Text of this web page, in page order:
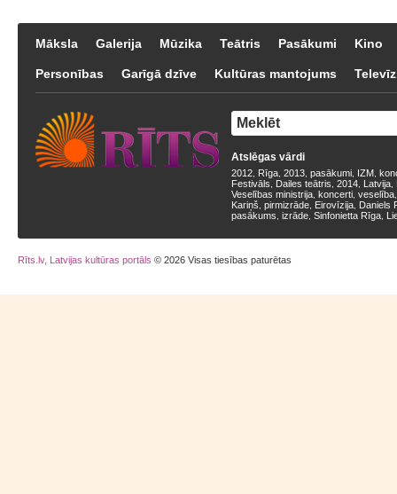
Māksla Galerija Mūzika Teātris Pasākumi Kino
Personības Garīgā dzīve Kultūras mantojums
Atslēgas vārdi
2012 Rīga 2013 pasākumi IZM
Festivāls
Dailes teātris 2014 Latvija
Veselības ministrija koncerti veselība
Kariņš pirmizrāde Eirovīzija Daniels
pasākums izrāde Sinfonietta Rīga
Rīts.lv, Latvijas kultūras portāls © 2026 Visas tiesības paturētas